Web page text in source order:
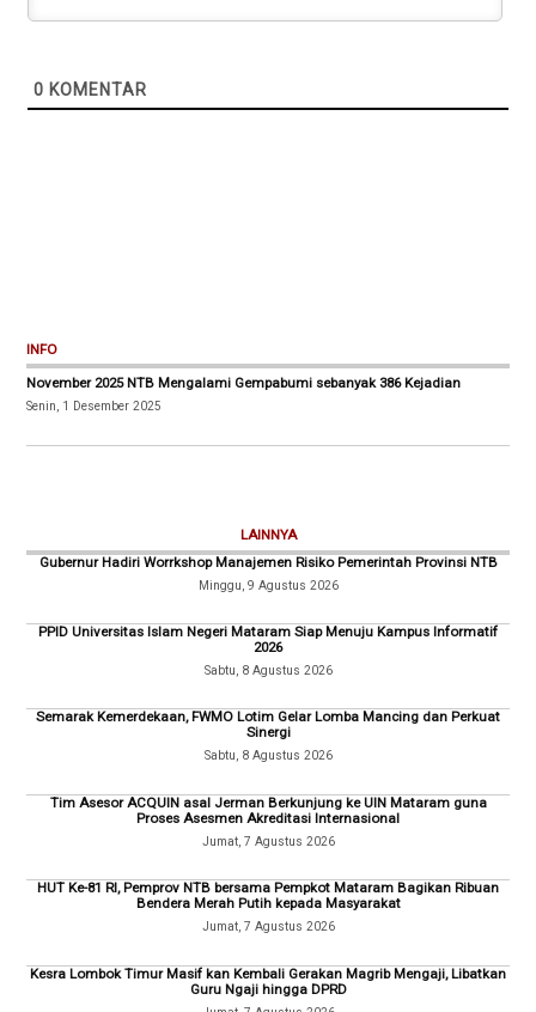
0 KOMENTAR
INFO
November 2025 NTB Mengalami Gempabumi sebanyak 386 Kejadian
Senin, 1 Desember 2025
LAINNYA
Gubernur Hadiri Worrkshop Manajemen Risiko Pemerintah Provinsi NTB
Minggu, 9 Agustus 2026
PPID Universitas Islam Negeri Mataram Siap Menuju Kampus Informatif
2026
Sabtu, 8 Agustus 2026
Semarak Kemerdekaan, FWMO Lotim Gelar Lomba Mancing dan Perkuat
Sinergi
Sabtu, 8 Agustus 2026
Tim Asesor ACQUIN asal Jerman Berkunjung ke UIN Mataram guna
Proses Asesmen Akreditasi Internasional
Jumat, 7 Agustus 2026
HUT Ke-81 RI, Pemprov NTB bersama Pempkot Mataram Bagikan Ribuan
Bendera Merah Putih kepada Masyarakat
Jumat, 7 Agustus 2026
Kesra Lombok Timur Masif kan Kembali Gerakan Magrib Mengaji, Libatkan
Guru Ngaji hingga DPRD